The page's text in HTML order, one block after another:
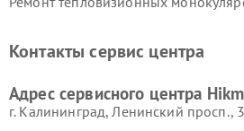
Контакты сервис центра
Адрес сервисного центра
г. Калининград, Ленинский просп.,